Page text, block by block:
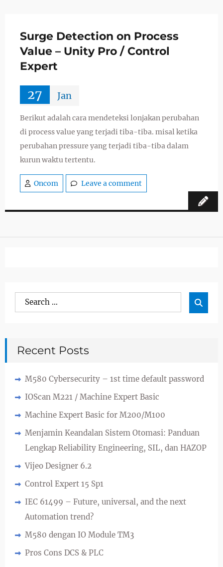
Surge Detection on Process
Value – Unity Pro / Control
Expert
27 Jan
Berikut adalah cara mendeteksi lonjakan perubahan
di process value yang terjadi tiba-tiba. misal ketika
perubahan pressure yang terjadi tiba-tiba dalam
kurun waktu tertentu.
Oncom Leave a comment
Search
for:

Recent Posts
M580 Cybersecurity – 1st time default password
IOScan M221 / Machine Expert Basic
Machine Expert Basic for M200/M100
Menjamin Keandalan Sistem Otomasi: Panduan
Lengkap Reliability Engineering, SIL, dan HAZOP
Vijeo Designer 6.2
Control Expert 15 Sp1
IEC 61499 – Future, universal, and the next
Automation trend?
M580 dengan IO Module TM3
Pros Cons DCS & PLC